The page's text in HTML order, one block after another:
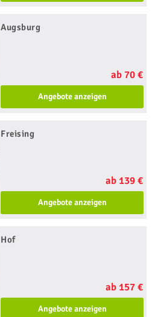
Augsburg
ab 70 €
Angebote anzeigen
Freising
ab 139 €
Angebote anzeigen
Hof
ab 157 €
Angebote anzeigen